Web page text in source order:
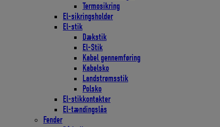
Termosikring
El-sikringsholder
El-stik
Dækstik
El-Stik
Kabel gennemføring
Kabelsko
Landstrømsstik
Polsko
El-stikkontakter
El-tændingslås
Fender